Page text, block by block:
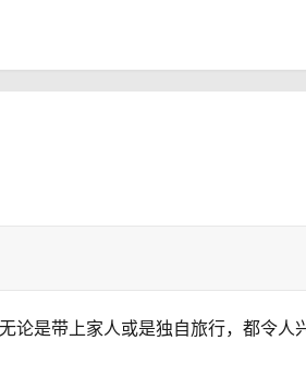
论是带上家人或是独自旅行，都令人